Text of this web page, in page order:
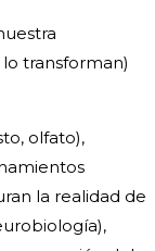
transforman)
olfato),
la realidad de